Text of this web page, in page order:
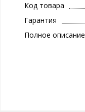
Код товара
Гарантия
Полное описание